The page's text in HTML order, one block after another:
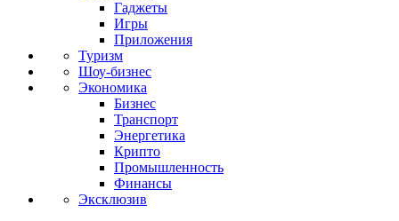
Гаджеты
Игры
Приложения
Туризм
Шоу-бизнес
Экономика
Бизнес
Транспорт
Энергетика
Крипто
Промышленность
Финансы
Эксклюзив